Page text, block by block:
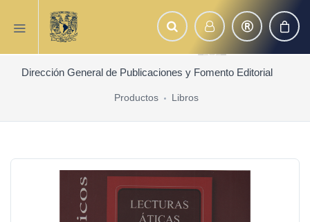
Dirección General de Publicaciones y Fomento Editorial
Productos Libros